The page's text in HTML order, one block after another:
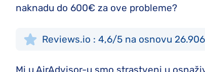
naknadu do 600€ za ove probleme?
Reviews.io : 4,6/5 na osnovu